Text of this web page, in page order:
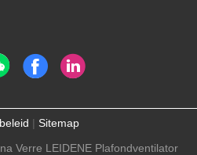
| Sitemap
Verre LEIDENE Plafondventilator